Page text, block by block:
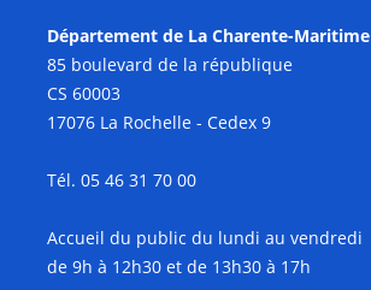
Département de La Charente-Maritime
85 boulevard de la république
CS 60003
17076 La Rochelle - Cedex 9
Tél. 05 46 31 70 00
Accueil du public du lundi au vendredi
de 9h à 12h30 et de 13h30 à 17h